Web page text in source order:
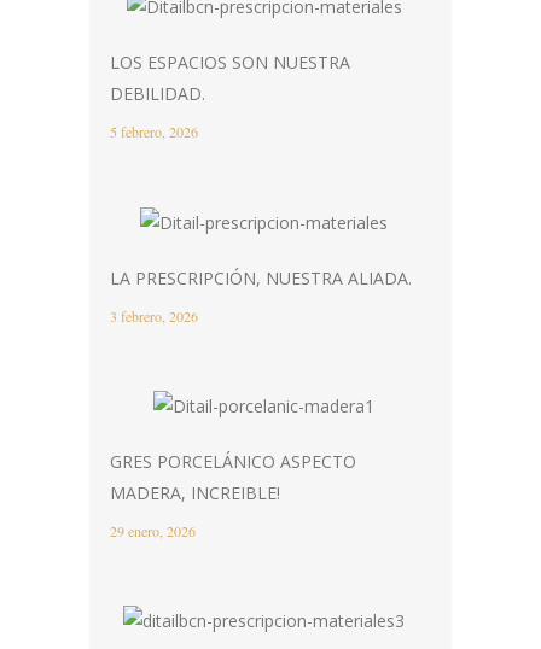
LOS ESPACIOS SON NUESTRA
DEBILIDAD.
5 febrero, 2026
LA PRESCRIPCIÓN, NUESTRA ALIADA.
3 febrero, 2026
GRES PORCELÁNICO ASPECTO
MADERA, INCREIBLE!
29 enero, 2026